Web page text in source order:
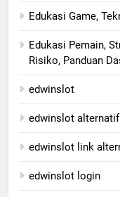
Edukasi Game,
Edukasi Pemain,
Risiko, Panduan
edwinslot
edwinslot alternatif
edwinslot link
edwinslot login